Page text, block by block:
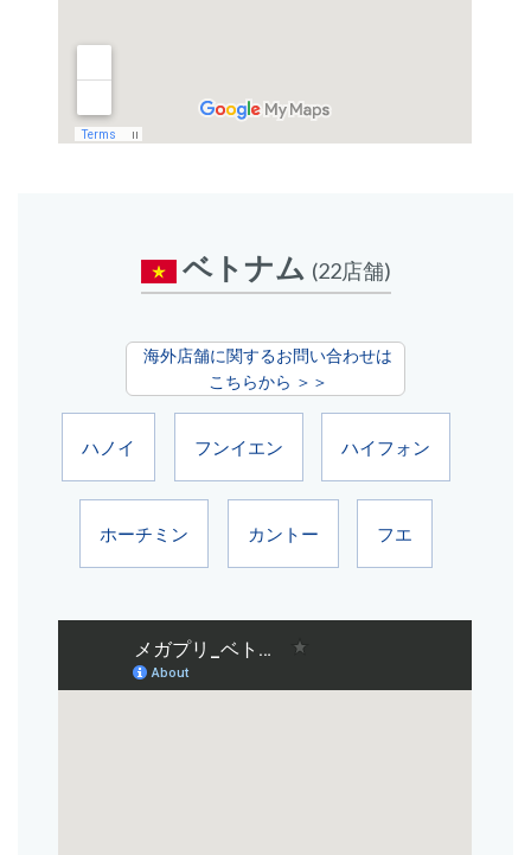
ベトナム (22店舗)
海外店舗に関するお問い合わせは
こちらから ＞＞
ハノイ フンイエン ハイフォン
ホーチミン カントー フエ